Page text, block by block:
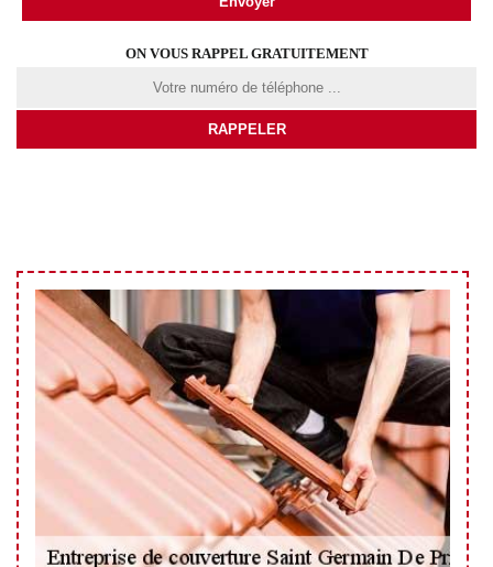
ON VOUS RAPPEL GRATUITEMENT